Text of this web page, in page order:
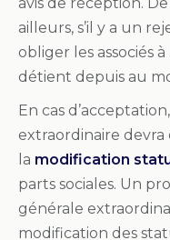
ailleurs, s’il y a un
obliger les associés
détient depuis au
En cas
extraordinaire
la modification
parts sociales. Un
générale
modification des